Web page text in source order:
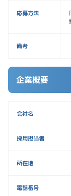
応募方法
備考
企業概要
会社名
採用担当者
所在地
電話番号